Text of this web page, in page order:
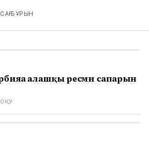
БҰРЫН
алғашқы ресми сапарын